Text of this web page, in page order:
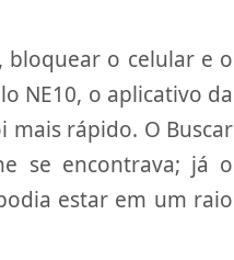
bloquear o celular e o
NE10, o aplicativo da
mais rápido. O Buscar
se encontrava; já o
estar em um raio